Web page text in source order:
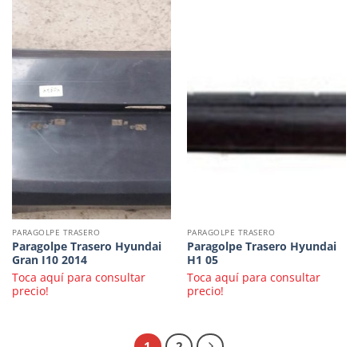
PARAGOLPE TRASERO
Paragolpe Trasero Hyundai
Gran I10 2014
Toca aquí para consultar
precio!
PARAGOLPE TRASERO
Paragolpe Trasero Hyundai
H1 05
Toca aquí para consultar
precio!